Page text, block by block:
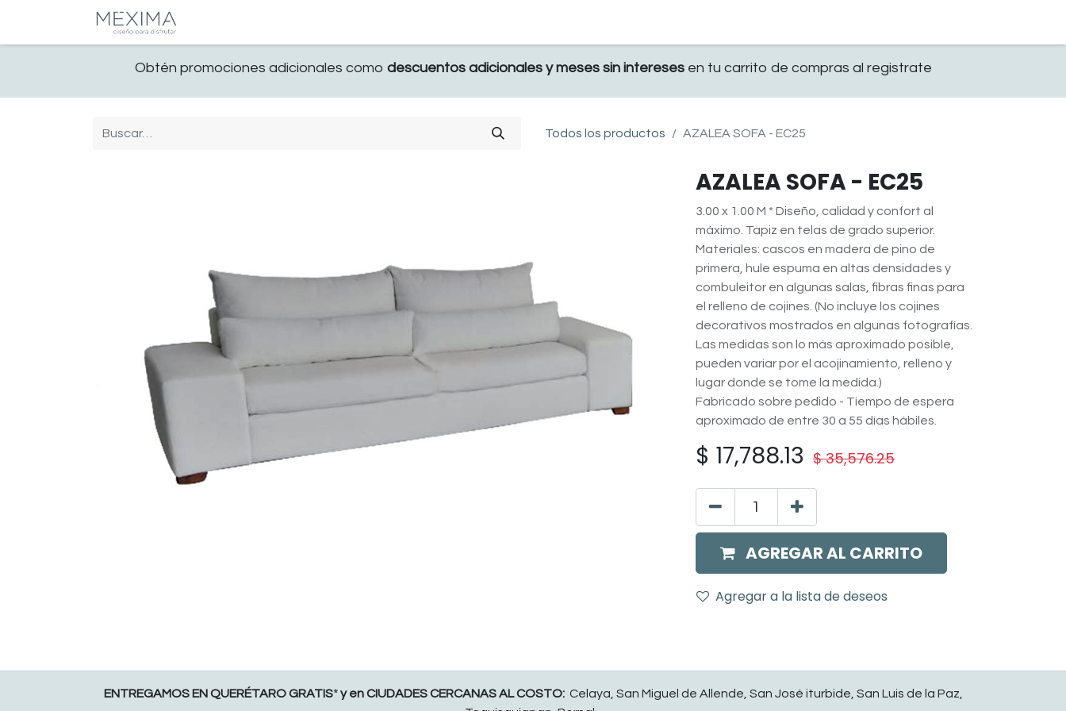
Obtén promociones adicionales como descuentos adicionales y meses sin interesesen tu carrito de compras al registrate
Todos los productos AZALEA SOFA - EC25
AZALEA SOFA - EC25
3.00 x 1.00 M * Diseño, calidad y confort al
máximo. Tapiz en telas de grado superior.
Materiales: cascos en madera de pino de
primera, hule espuma en altas densidades y
combuleitor en algunas salas, fibras finas para
el relleno de cojines. (No incluye los cojines
decorativos mostrados en algunas fotografías.
Las medidas son lo más aproximado posible,
pueden variar por el acojinamiento, relleno y
lugar donde se tome la medida.)
Fabricado sobre pedido - Tiempo de espera
aproximado de entre 30 a 55 días hábiles.
$ 17,788.13 $35,576.25
AGREGAR AL CARRITO
Agregar a la lista de deseos
ENTREGAMOS EN QUERÉTARO GRATIS*y en CIUDADES CERCANAS AL COSTO: Celaya, San Miguel de Allende, San José iturbide, San Luis de la Paz,